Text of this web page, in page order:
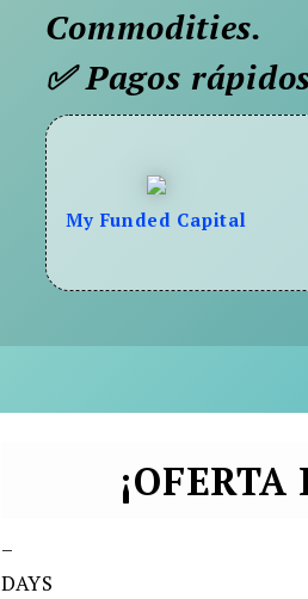
Commodities.
✅ Pagos
My Funded Capital
–
DAYS